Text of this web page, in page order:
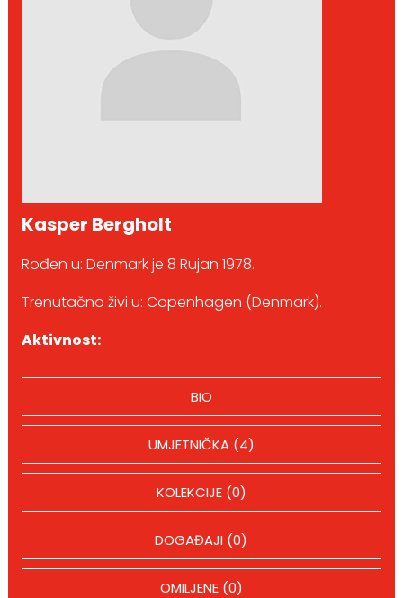
Kasper Bergholt
Rođen u: Denmark je 8 Rujan 1978.
Trenutačno živi u: Copenhagen (Denmark).
Aktivnost:
BIO
UMJETNIČKA (4)
KOLEKCIJE (0)
DOGAĐAJI (0)
OMILJENE (0)